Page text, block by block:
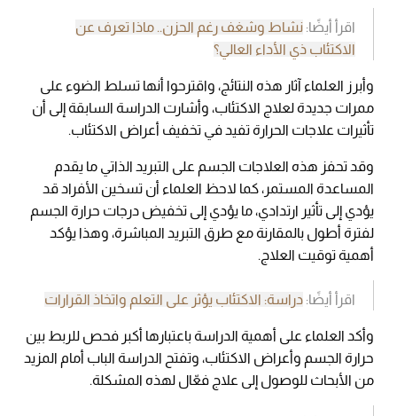
اقرأ أيضًا: نشاط وشغف رغم الحزن.. ماذا تعرف عن
الاكتئاب ذي الأداء العالي؟
وأبرز العلماء آثار هذه النتائج، واقترحوا أنها تسلط الضوء على
ممرات جديدة لعلاج الاكتئاب، وأشارت الدراسة السابقة إلى أن
تأثيرات علاجات الحرارة تفيد في تخفيف أعراض الاكتئاب.
وقد تحفز هذه العلاجات الجسم على التبريد الذاتي ما يقدم
المساعدة المستمر، كما لاحظ العلماء أن تسخين الأفراد قد
يؤدي إلى تأثير ارتدادي، ما يؤدي إلى تخفيض درجات حرارة الجسم
لفترة أطول بالمقارنة مع طرق التبريد المباشرة، وهذا يؤكد
أهمية توقيت العلاج.
اقرأ أيضًا: دراسة: الاكتئاب يؤثر على التعلم واتخاذ القرارات
وأكد العلماء على أهمية الدراسة باعتبارها أكبر فحص للربط بين
حرارة الجسم وأعراض الاكتئاب، وتفتح الدراسة الباب أمام المزيد
من الأبحاث للوصول إلى علاج فعّال لهذه المشكلة.